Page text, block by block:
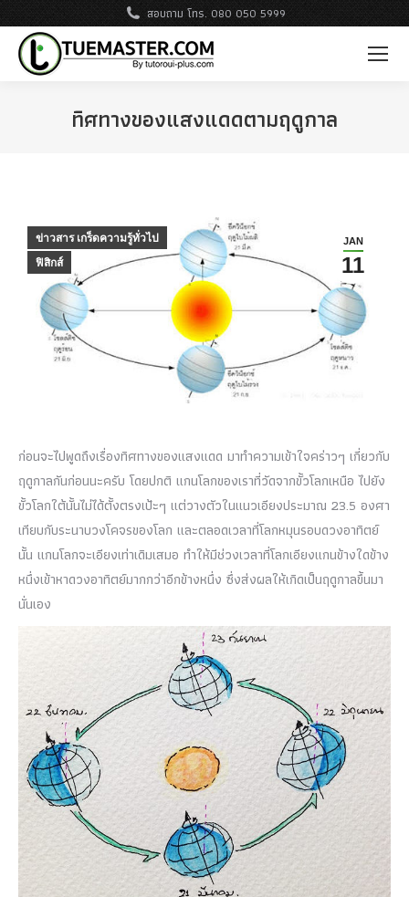
สอบถาม โทร. 080 050 5999
ทิศทางของแสงแดดตามฤดูกาล
JAN
11
ข่าวสาร เกร็ดความรู้ทั่วไป
ฟิสิกส์
ก่อนจะไปพูดถึงเรื่องทิศทางของแสงแดด มาทำความเข้าใจคร่าวๆ เกี่ยวกับ
ฤดูกาลกันก่อนนะครับ โดยปกติ แกนโลกของเราที่วัดจากขั้วโลกเหนือ ไปยัง
ขั้วโลกใต้นั้นไม่ได้ตั้งตรงเป้ะๆ แต่วางตัวในแนวเอียงประมาณ 23.5 องศา
เทียบกับระนาบวงโคจรของโลก และตลอดเวลาที่โลกหมุนรอบดวงอาทิตย์
นั้น แกนโลกจะเอียงเท่าเดิมเสมอ ทำให้มีช่วงเวลาที่โลกเอียงแกนข้างใดข้าง
หนึ่งเข้าหาดวงอาทิตย์มากกว่าอีกข้างหนึ่ง ซึ่งส่งผลให้เกิดเป็นฤดูกาลขึ้นมา
นั่นเอง